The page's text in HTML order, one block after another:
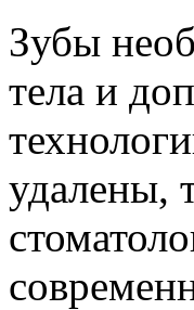
Зубы
тела и
удалены,